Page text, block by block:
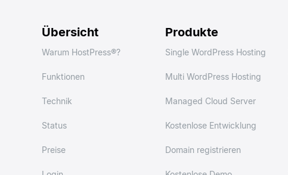
Übersicht
Warum HostPress®?
Funktionen
Technik
Status
Preise
Produkte
Single WordPress Hosting
Multi WordPress Hosting
Managed Cloud Server
Kostenlose Entwicklung
Domain registrieren